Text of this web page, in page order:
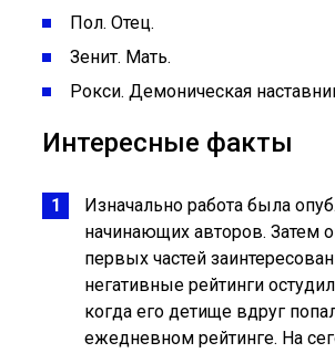
Пол. Отец.
Зенит. Мать.
Рокси. Демоническая
Интересные факты
Изначально работа была
начинающих авторов. Затем
первых частей
негативные рейтинги
когда его детище вдруг
ежедневном рейтинге. На